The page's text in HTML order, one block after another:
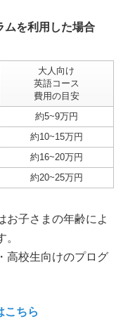
ムを利用した場合
大人向け
英語コース
費用の目安
約5~9万円
約10~15万円
約16~20万円
約20~25万円
お子さまの年齢によ
高校生向けのプログ
こちら